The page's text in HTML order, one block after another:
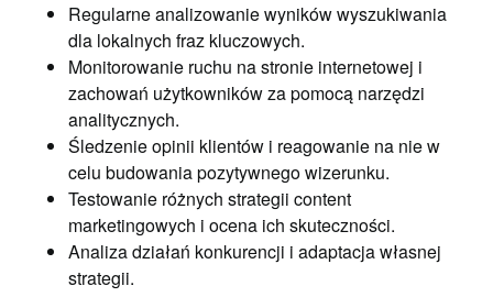
Regularne analizowanie wyników wyszukiwania
dla lokalnych fraz kluczowych.
Monitorowanie ruchu na stronie internetowej i
zachowań użytkowników za pomocą narzędzi
analitycznych.
Śledzenie opinii klientów i reagowanie na nie w
celu budowania pozytywnego wizerunku.
Testowanie różnych strategii content
marketingowych i ocena ich skuteczności.
Analiza działań konkurencji i adaptacja własnej
strategii.